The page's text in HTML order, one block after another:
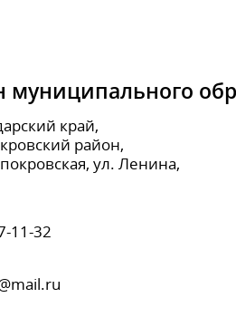
муниципального
край,
район,
ул. Ленина,
11-32